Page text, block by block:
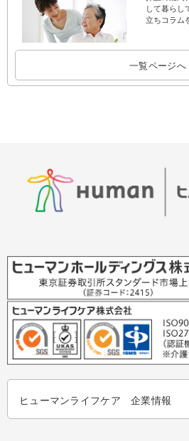
して暮らし
立ちコラム
一覧ページへ
ヒューマンライフケア 企業情報